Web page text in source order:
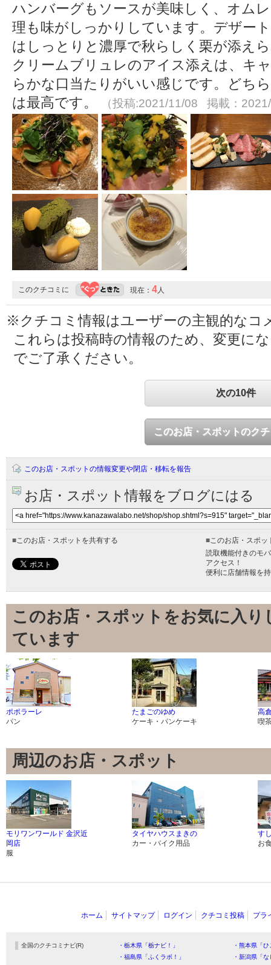
ハンバーグもソースが美味しく、オム
理も味がしっかりしています。デザー
はしっとりと濃厚で秋らしく栗が添え
クリームブリュレのアイス添えは、キ
らかな口当たりがいい感じです。どち
は最高です。
（投稿:2021/11/08 掲載：
このクチコミに 現在： 4人
※クチコミ情報はユーザーの主観的なコ
これらは投稿時の情報のため、変更に
でご了承ください。
次の10件
このお店・スポットのク
このお店・スポットの情報変更や閉店・移転を報告
お店・スポット情報をブログにはる
■このお店・スポットを共有する ■このお店・スポッ
読取機能付きのモ
アクセス！
便利に店舗情報を
このお店・スポットをお気に入
ています
ポポラーレ
パン
たまごのゆめ
ケーキ・パンケーキ
高
喫
周辺のお店・スポット
モリワンワールド 金沢近
岡店
服
タイヤハウスまきの
カー・バイク用品
す
お
ホーム サイトマップ ログイン クチコミ投稿 プラ
全国のクチコミナビ(R) ・栃木県「栃ナビ！」
・熊本県「
・福島県「ふくラボ！」
・新潟県「